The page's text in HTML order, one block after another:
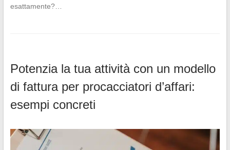
esattamente?…
Potenzia la tua attività con un modello
di fattura per procacciatori d’affari:
esempi concreti